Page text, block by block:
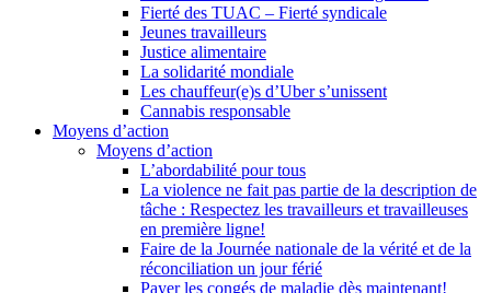
Fierté des TUAC – Fierté syndicale
Jeunes travailleurs
Justice alimentaire
La solidarité mondiale
Les chauffeur(e)s d’Uber s’unissent
Cannabis responsable
Moyens d’action
Moyens d’action
L’abordabilité pour tous
La violence ne fait pas partie de la description de
tâche : Respectez les travailleurs et travailleuses
en première ligne!
Faire de la Journée nationale de la vérité et de la
réconciliation un jour férié
Payer les congés de maladie dès maintenant!